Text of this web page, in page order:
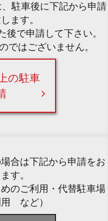
駐車後に下記から申請
ます。
後で申請して下さい。
ではございません。
の駐車
合は下記から申請をお
す。
のご利用・代替駐車場
など）